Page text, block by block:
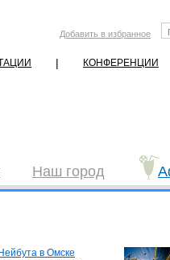
Добавить в избранное
| КОНФЕРЕНЦИИ
Наш город
в Омске